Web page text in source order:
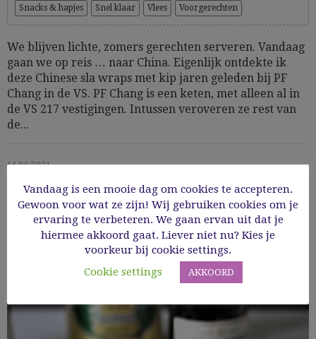
Snacks & hapjes
Snel klaar Vlees Voorgerechten
We blijven lichte, zomers gerechten serveren. Vandaag
gaan we op reis … naar China. Eigenlijk ontdekte ik
deze Chinese sla wraps met kip jaren geleden bij PF
Chang in de VS. PF Chang is een keten, met alleen al in
de VS 217 vestigingen. Intussen veroveren ze rest van
de...
16/06/2021
Read More
Vandaag is een mooie dag om cookies te accepteren.
Gewoon voor wat ze zijn! Wij gebruiken cookies om je
ervaring te verbeteren. We gaan ervan uit dat je
hiermee akkoord gaat. Liever niet nu? Kies je
voorkeur bij cookie settings.
Cookie settings
AKKOORD